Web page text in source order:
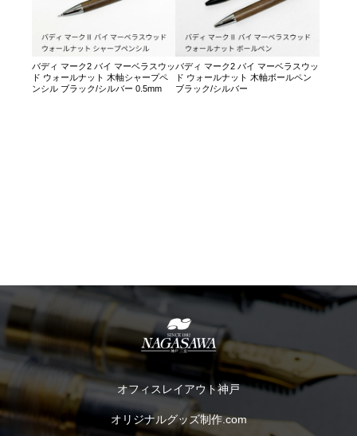
バディ マーク2 バイ マーベラスウッ
ド ウォールナット 木軸シャープペ
ンシル ブラック/シルバー 0.5mm
バディ マーク2 バイ マーベラスウッ
ド ウォールナット 木軸ボールペン
ブラック/シルバー
オフィスレイアウト神戸
オリジナルグッズ制作.com